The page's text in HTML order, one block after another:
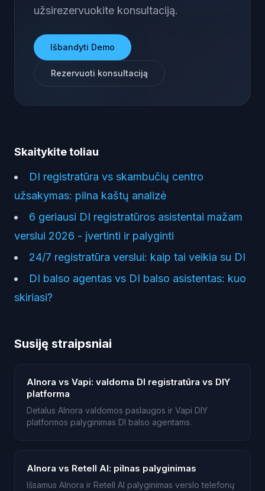
užsirezervuokite konsultaciją.
Išbandyti Demo
Rezervuoti konsultaciją
Skaitykite toliau
DI registratūra vs skambučių centro
užsakymas: pilna kaštų analizė
6 geriausi DI registratūros asistentai mažam
verslui 2026 - įvertinti ir palyginti
24/7 registratūra verslui: kaip tai veikia su DI
DI balso agentas vs DI balso asistentas: kuo
skiriasi?
Susiję straipsniai
AInora vs Vapi: valdoma DI registratūra vs DIY
platforma
Detalus AInora valdomos paslaugos ir Vapi DIY
platformos palyginimas DI balso agentams.
AInora vs Retell AI: pilnas palyginimas
Išsamus AInora ir Retell AI palyginimas verslo telefonų